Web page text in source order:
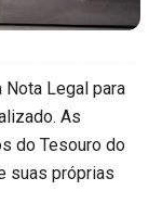
Legal para
As
do Tesouro do
suas próprias